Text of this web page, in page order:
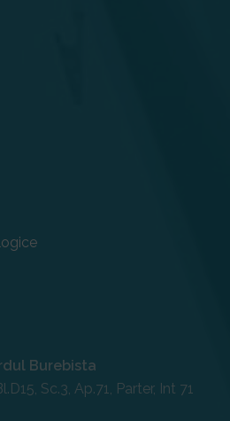
Burebista
Sc.3, Ap.71, Parter, Int 71